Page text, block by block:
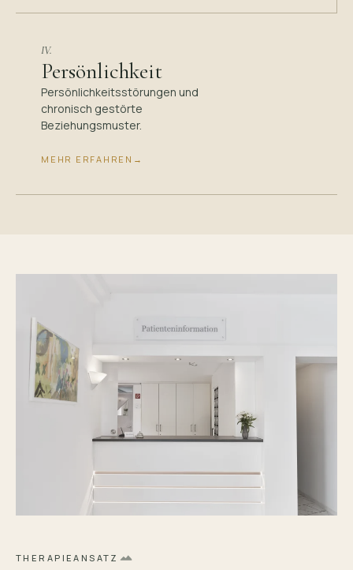
IV.
Persönlichkeit
Persönlichkeitsstörungen und
chronisch gestörte
Beziehungsmuster.
MEHR ERFAHREN →
THERAPIEANSATZ